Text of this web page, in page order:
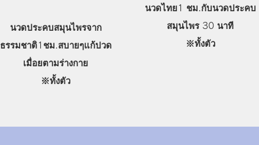
นวดประคบสมุนไพรจาก
ธรรมชาติ1ชม.สบายๆแก้ปวด
เมื่อยตามร่างกาย
​※ทั้งตัว
นวดไทย1 ชม.กับนวดประคบ
สมุนไพร 30 นาที
​※ทั้งตัว